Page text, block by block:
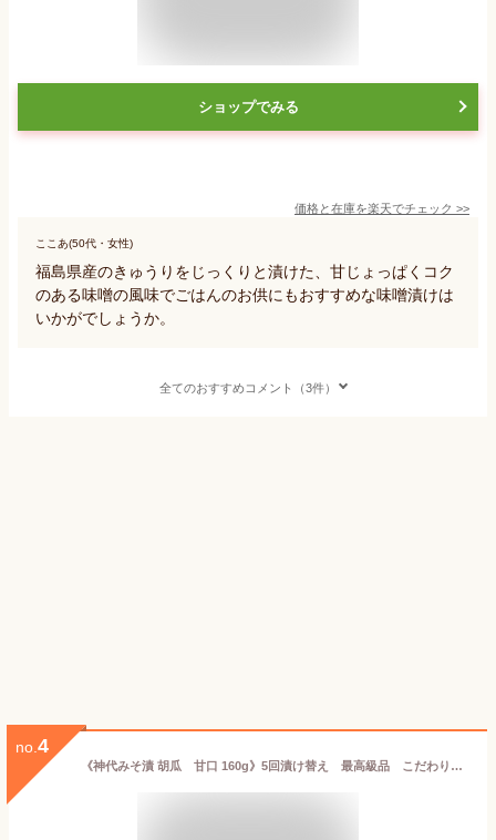
ショップでみる
価格と在庫を楽天でチェック >>
ここあ(50代・女性)
福島県産のきゅうりをじっくりと漬けた、甘じょっぱくコク
のある味噌の風味でごはんのお供にもおすすめな味噌漬けは
いかがでしょうか。
全てのおすすめコメント（3件）
no. 4
《神代みそ漬 胡瓜 甘口 160g》5回漬け替え 最高級品 こだわりの味噌使用 お茶漬けご飯のお供に 酒の肴 一汁一菜